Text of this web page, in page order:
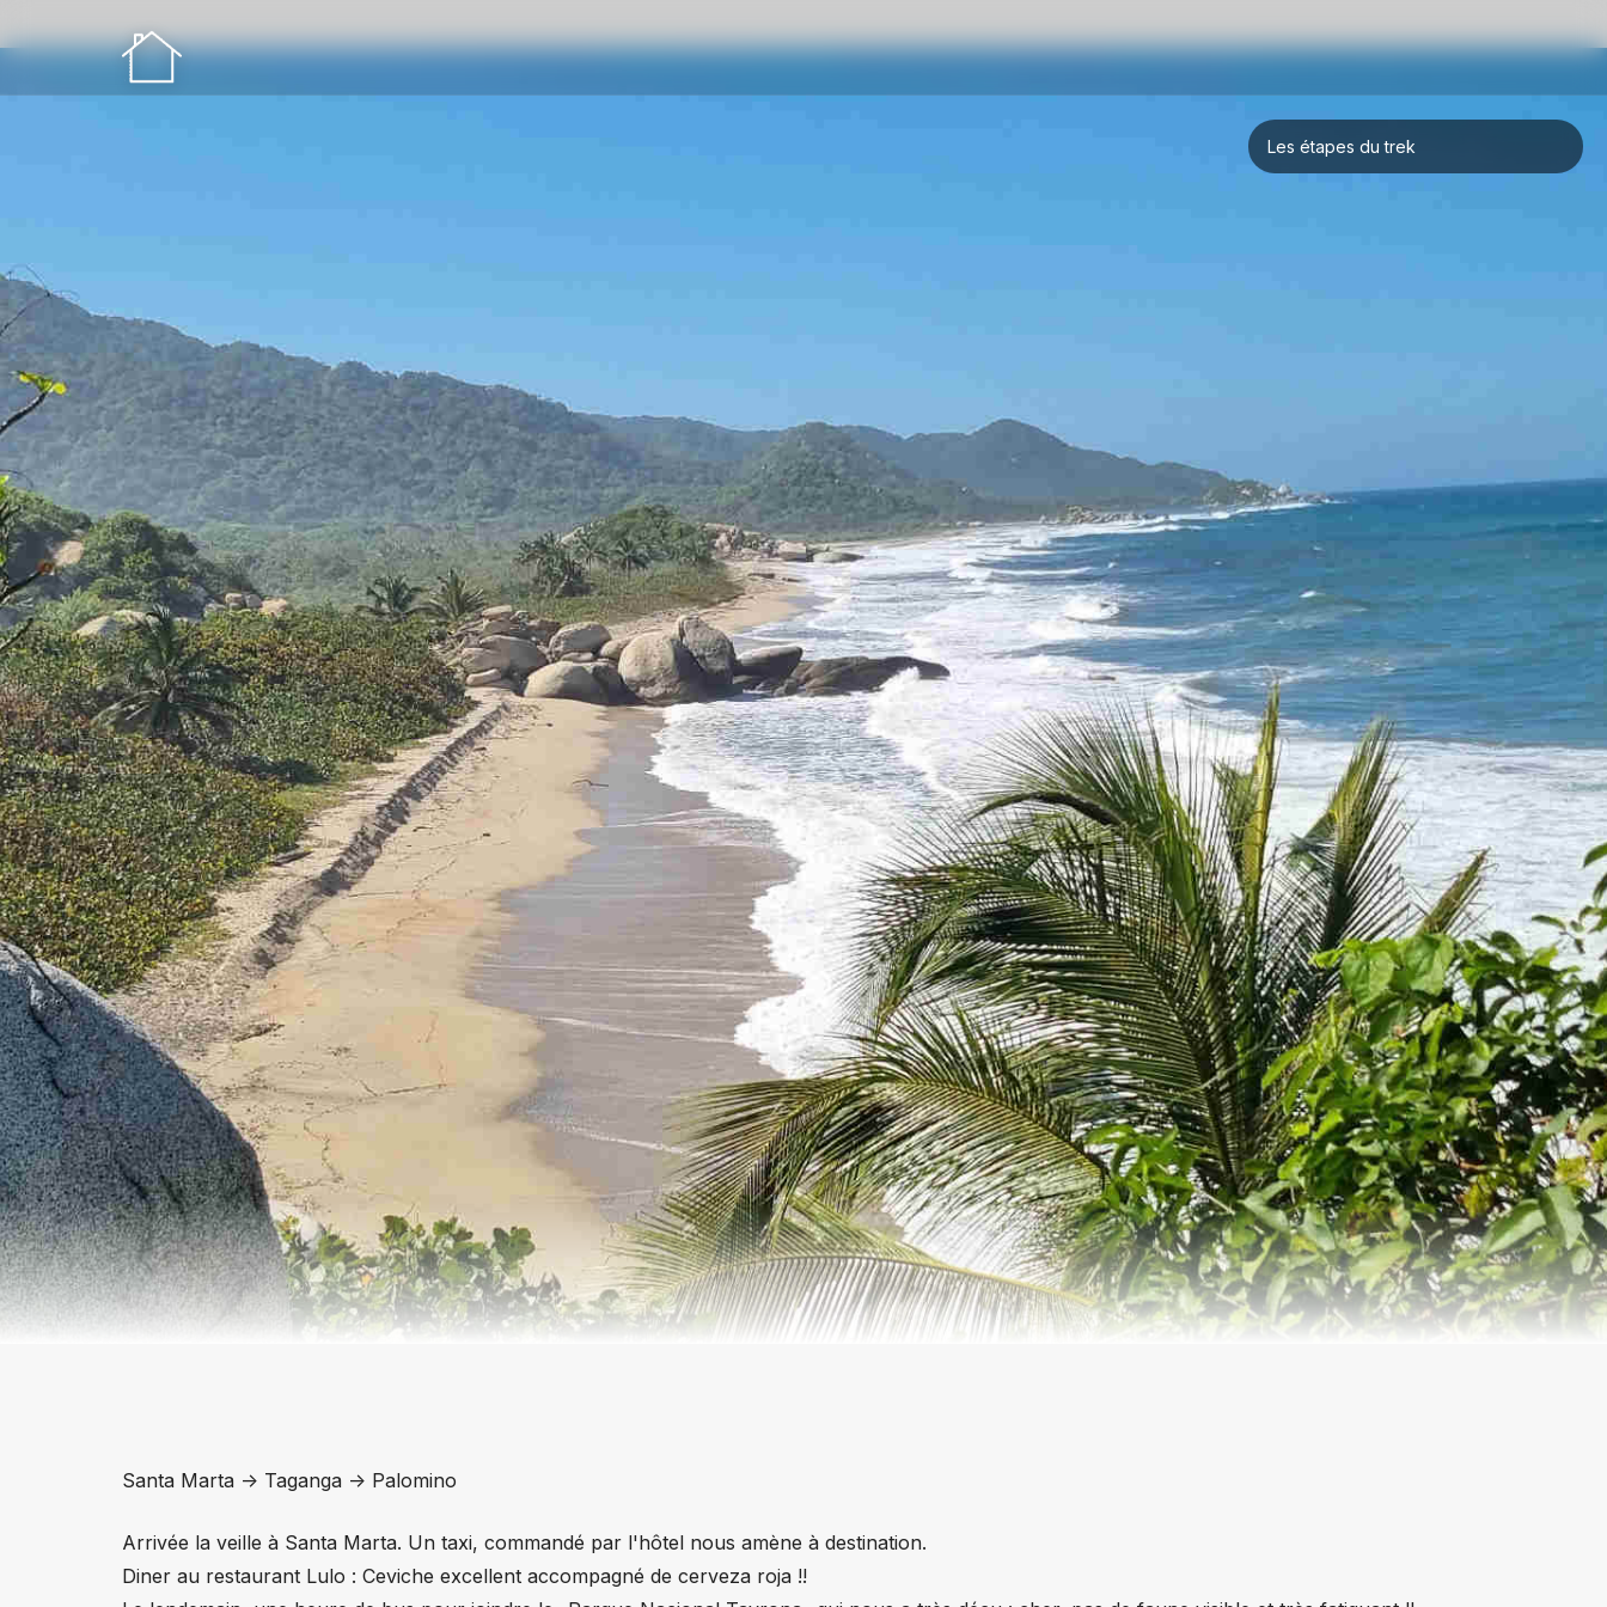
Les étapes du trek
Villavieja -> Medellin
Medellin -> Nuqui
Nuqui -> Medellin -> Guatape ->
Medellin
Medellin -> Santa Marta
Santa Marta -> Palomino
Palomino -> Cartagena
Cartagena -> Bogota -> Leticia
Leticia -> Bogota -> Amsterdam ->
Luxembourg
Étape 7
Medellin -> Santa Marta
Santa Marta -> Taganga -> Palomino
Arrivée la veille à Santa Marta. Un taxi, commandé par l'hôtel nous amène à destination.
Diner au restaurant Lulo : Ceviche excellent accompagné de cerveza roja !!